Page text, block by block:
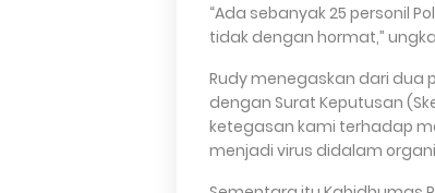
“Ada sebanyak 25 personil
tidak dengan hormat,”
Rudy menegaskan dari dua
dengan Surat Keputusan
ketegasan kami terhadap
menjadi virus didalam